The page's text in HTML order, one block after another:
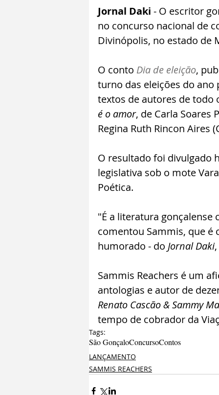
Jornal Daki - O escritor
no concurso nacional de
Divinópolis, no estado de
O conto Dia de eleição,
turno das eleições do
textos de autores de todo
é o amor, de Carla Soares
Regina Ruth Rincon Aires
O resultado foi divulgado
legislativa sob o mote
Poética.
"É a literatura gonçalense
comentou Sammis, que
humorado - do Jornal Daki
Sammis Reachers é um
antologias e autor de
Renato Cascão & Sammy
tempo de cobrador da
Tags:
São GonçaloConcursoContos
LANÇAMENTO
SAMMIS REACHERS